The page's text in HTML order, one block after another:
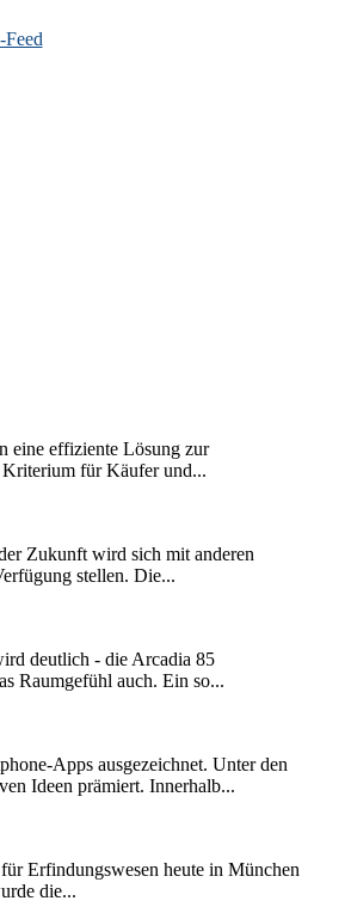
eine effiziente Lösung zur
Kriterium für Käufer und...
Zukunft wird sich mit anderen
stellen. Die...
deutlich - die Arcadia 85
Raumgefühl auch. Ein so...
Apps ausgezeichnet. Unter den
Ideen prämiert. Innerhalb...
Erfindungswesen heute in München
die...